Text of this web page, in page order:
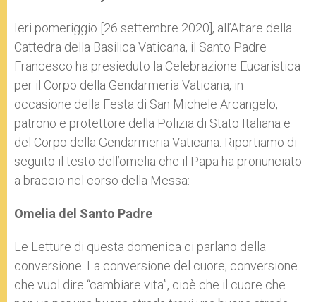
p
p
g
e
r
o
k
r
Ieri pomeriggio [26 settembre 2020], all’Altare della
Cattedra della Basilica Vaticana, il Santo Padre
Francesco ha presieduto la Celebrazione Eucaristica
per il Corpo della Gendarmeria Vaticana, in
occasione della Festa di San Michele Arcangelo,
patrono e protettore della Polizia di Stato Italiana e
del Corpo della Gendarmeria Vaticana. Riportiamo di
seguito il testo dell’omelia che il Papa ha pronunciato
a braccio nel corso della Messa:
Omelia del Santo Padre
Le Letture di questa domenica ci parlano della
conversione. La conversione del cuore; conversione
che vuol dire “cambiare vita”, cioè che il cuore che